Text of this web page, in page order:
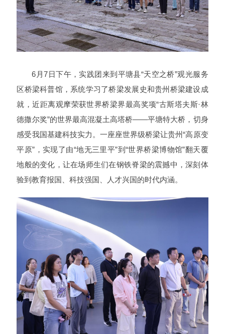
6月7日下午，实践团来到平塘县“天空之桥”观光服务
区桥梁科普馆，系统学习了桥梁发展史和贵州桥梁建设成
就，近距离观摩荣获世界桥梁界最高奖项“古斯塔夫斯·林
德撒尔奖”的世界最高混凝土高塔桥——平塘特大桥，切身
感受我国基建科技实力。一座座世界级桥梁让贵州“高原变
平原”，实现了由“地无三里平”到“世界桥梁博物馆”翻天覆
地般的变化，让在场师生们在钢铁脊梁的震撼中，深刻体
验到教育报国、科技强国、人才兴国的时代内涵。